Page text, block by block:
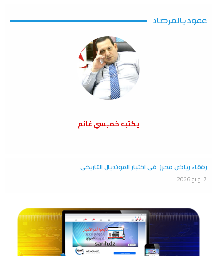
عمود بالمرصاد
يكتبه خميسي غانم
رفقاء رياض محرز في اختبار المونديال التاريخي
7 يونيو 2026